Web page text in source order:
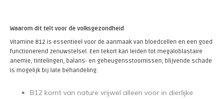
Waarom dit telt voor de volksgezondheid
Vitamine B12 is essentieel voor de aanmaak van bloedcellen en een goed
functionerend zenuwstelsel. Een tekort kan leiden tot megaloblastaire
anemie, tintelingen, balans- en geheugensstoornissen; blijvende schade
is mogelijk bij late behandeling.
B12 komt van nature vrijwel alleen voor in dierlijke